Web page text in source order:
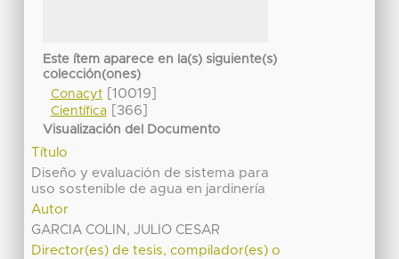
Este ítem aparece en la(s) siguiente(s)
colección(ones)
Conacyt[10019]
Científica[366]
Visualización del Documento
Título
Diseño y evaluación de sistema para
uso sostenible de agua en jardinería
Autor
GARCIA COLIN, JULIO CESAR
Director(es) de tesis, compilador(es) o